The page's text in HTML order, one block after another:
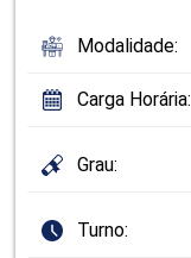
Modalidade:
Carga Horária:
Grau:
Turno: